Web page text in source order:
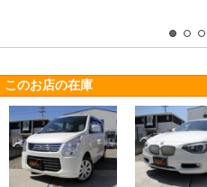
このお店の在庫